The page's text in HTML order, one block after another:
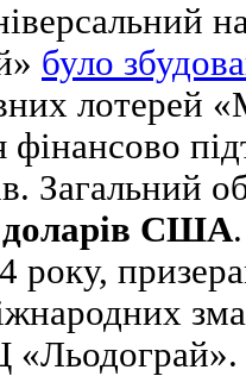
було
лотерей
фінансово
Загальний
доларів США.
«Льодограй».